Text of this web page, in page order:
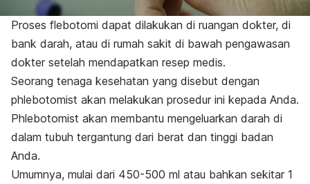
Proses flebotomi dapat dilakukan di ruangan dokter, di
bank darah, atau di rumah sakit di bawah pengawasan
dokter setelah mendapatkan resep medis.
Seorang tenaga kesehatan yang disebut dengan
phlebotomist akan melakukan prosedur ini kepada Anda.
Phlebotomist akan membantu mengeluarkan darah di
dalam tubuh tergantung dari berat dan tinggi badan
Anda.
Umumnya, mulai dari 450-500 ml atau bahkan sekitar 1